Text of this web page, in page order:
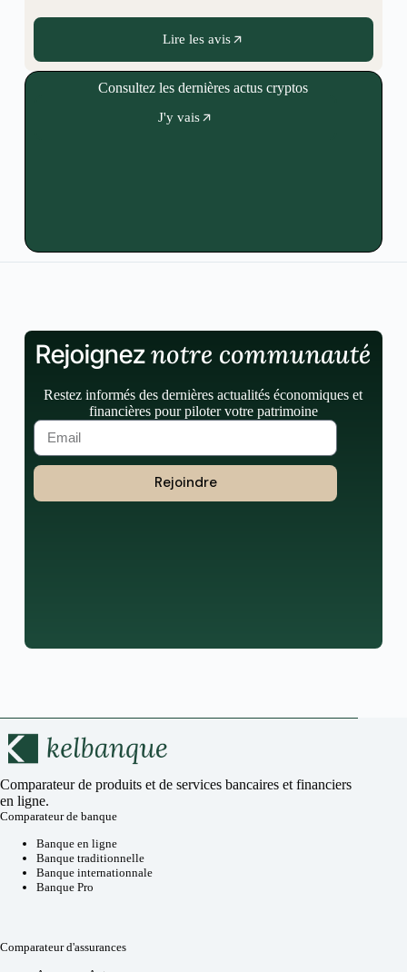
Lire les avis
Consultez les dernières actus cryptos
J'y vais
Rejoigneznotre communauté
Restez informés des dernières actualités économiques et
financières pour piloter votre patrimoine
Rejoindre
Comparateur de produits et de services bancaires et financiers
en ligne.
Comparateur de banque
Banque en ligne
Banque traditionnelle
Banque internationnale
Banque Pro
Comparateur d'assurances